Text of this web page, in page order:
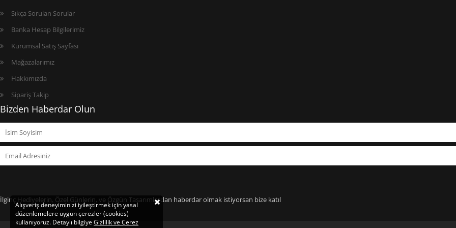
Sıkça Sorulan Sorular
Banka Hesap Bilgilerimiz
Kurumsal Satış Sayfası
Mağazalarımız
Hakkımızda
Sipariş Takip
Bizden Haberdar Olun
İlginç Hediyelerin, Özel Günlerin, ve Özgün Tasarımlardan haberdar olmak istiyorsan bize katıl
Alışveriş deneyiminizi iyileştirmek için yasal
düzenlemelere uygun çerezler (cookies)
kullanıyoruz. Detaylı bilgiyeGizlilik ve Çerez